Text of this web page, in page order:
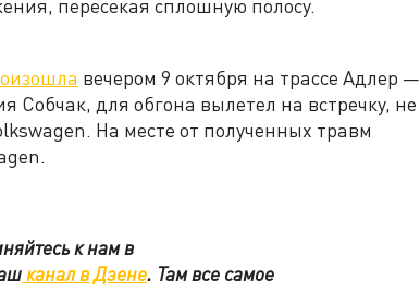
пересекая сплошную полосу.
вечером 9 октября на трассе Адлер —
Собчак, для обгона вылетел на встречку, не
На месте от полученных травм
к нам в
канал в Дзене. Там все самое